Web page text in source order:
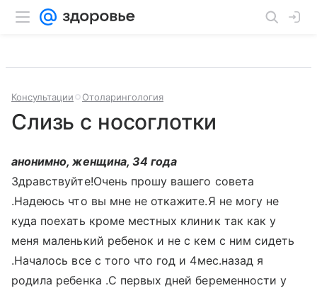
Консультации Отоларингология
Слизь с носоглотки
анонимно, женщина, 34 года
Здравствуйте!Очень прошу вашего совета
.Надеюсь что вы мне не откажите.Я не могу не
куда поехать кроме местных клиник так как у
меня маленький ребенок и не с кем с ним сидеть
.Началось все с того что год и 4мес.назад я
родила ребенка .С первых дней беременности у